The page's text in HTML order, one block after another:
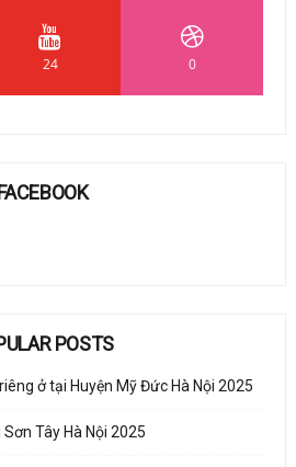
24 0
POSTS
ở tại Huyện Mỹ Đức Hà Nội 2025
Tây Hà Nội 2025